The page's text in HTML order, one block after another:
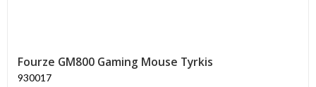
Fourze GM800 Gaming Mouse Tyrkis
930017